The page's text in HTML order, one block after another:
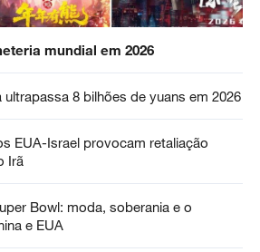
mundial em 2026
ultrapassa 8 bilhões de yuans em 2026
EUA-Israel provocam retaliação
Irã
Bowl: moda, soberania e o
e EUA